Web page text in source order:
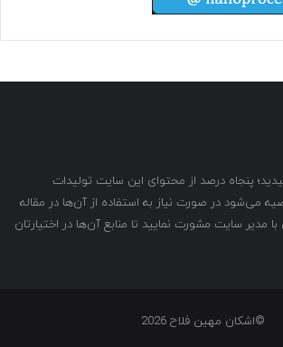
پنجاه درصد از محتوای این سایت تولیدات
می‌شود در صورت نیاز به استفاده از آن‌ها در مقاله
مدیر سایت مشورت نمایید تا منابع آن‌ها در اختیارتان
©اشکان مهین فلاح 2026